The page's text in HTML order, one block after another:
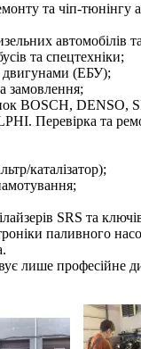
та чіп-тюнінгу
автомобілів
та спецтехніки;
двигунами (ЕБУ);
замовлення;
BOSCH,
Перевірка та
каталізатор);
SRS та
паливного
лише професійне